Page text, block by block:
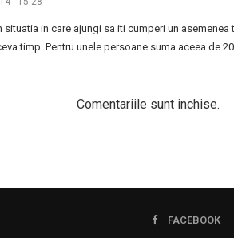
situatia in care ajungi sa iti cumperi un
timp. Pentru unele persoane suma aceea de
Comentariile sunt inchise.
FACEBOOK